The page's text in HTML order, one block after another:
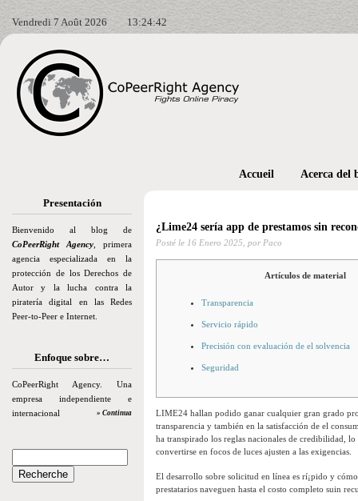
Vendredi 7 Août 2026 13:24:43
Presentación
Bienvenido al blog de
CoPeerRight Agency , primera
agencia especializada en la
protección de los Derechos de
Autor y la lucha contra la
piratería digital en las Redes
Peer-to-Peer e Internet.
Enfoque sobre…
CoPeerRight Agency. Una
empresa independiente e
internacional
» Continua
Accueil Acerca del
¿Lime24 serí­a app de prestamos sin
Posté le 16 Enero 2025, por Paco
Artículos de material
Transparencia
Servicio rápido
Precisión con evaluación de el solvencia
Seguridad
LIME24 hallan podido ganar cualquier gran grado
transparencia y también en la satisfacción de el
ha transpirado los reglas nacionales de credibilidad,
convertirse en focos de luces ajusten a las exigencias.
El desarrollo sobre solicitud en línea es rí¡pido y
prestatarios naveguen hasta el costo completo suin